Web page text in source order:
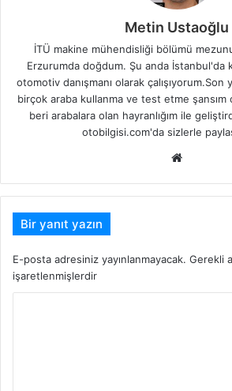
Metin Ustaoğlu
İTÜ makine mühendisliği bölümü
Erzurumda doğdum. Şu anda İstanbul'da
otomotiv danışmanı olarak çalışıyorum.Son
birçok araba kullanma ve test etme şansım
beri arabalara olan hayranlığım ile
otobilgisi.com'da sizlerle
Web
Bir yanıt yazın
E-posta adresiniz yayınlanmayacak. Gerekli
işaretlenmişlerdir